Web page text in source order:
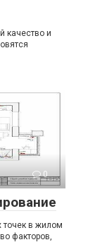
качество и
0
точек в жилом
факторов,